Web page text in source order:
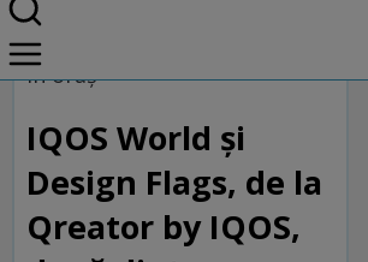
Home
Dileme on-line
În oraş
IQOS World și
Design Flags, de la
Qreator by IQOS,